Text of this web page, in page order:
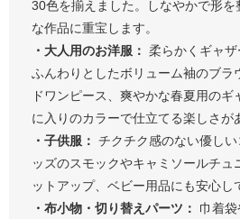
30色を揃えました。しなやかで形を
な作品に重宝します。
・大人用のお洋服： 柔らかくギャザ
ふんわりとしたボリューム袖のブラ
ドワンピース、爽やかな春夏用の
に入りのカラーで仕立てる楽しさが
・子供服： チクチク感のない優し
ッズのスモックやキャミソールチュ
ットアップ、ベビー用品にも安心し
・布小物・切り替えパーツ：
巾着